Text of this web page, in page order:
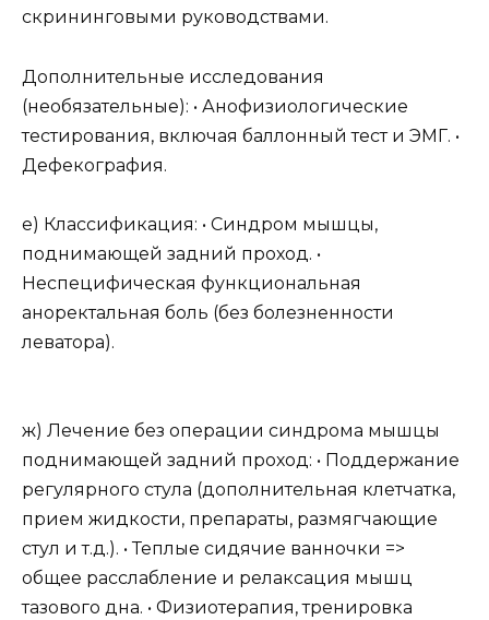
скрининговыми руководствами.
Дополнительные исследования
(необязательные): • Анофизиологические
тестирования, включая баллонный тест и ЭМГ. •
Дефекография.
е) Классификация: • Синдром мышцы,
поднимающей задний проход. •
Неспецифическая функциональная
аноректальная боль (без болезненности
леватора).
ж) Лечение без операции синдрома мышцы
поднимающей задний проход: • Поддержание
регулярного стула (дополнительная клетчатка,
прием жидкости, препараты, размягчающие
стул и т.д.). • Теплые сидячие ванночки =>
общее расслабление и релаксация мышц
тазового дна. • Физиотерапия, тренировка